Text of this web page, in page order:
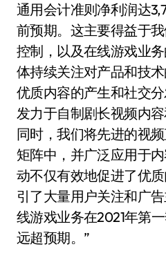
通用会计准则净利润达
前预期。这主要得益于
控制，以及在线游戏业
体持续关注对产品和技
优质内容的产生和社交
发力于自制剧长视频内容
同时，我们将先进的视
矩阵中，并广泛应用于
动不仅有效地促进了优
引了大量用户关注和广
线游戏业务在2021年第
远超预期。”